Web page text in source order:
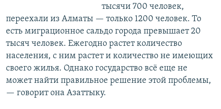
тысячи 700 человек,
переехали из Алматы — только 1200 человек. То
есть миграционное сальдо города превышает 20
тысяч человек. Ежегодно растет количество
населения, с ним растет и количество не имеющих
своего жилья. Однако государство всё еще не
может найти правильное решение этой проблемы,
— говорит она Азаттыку.